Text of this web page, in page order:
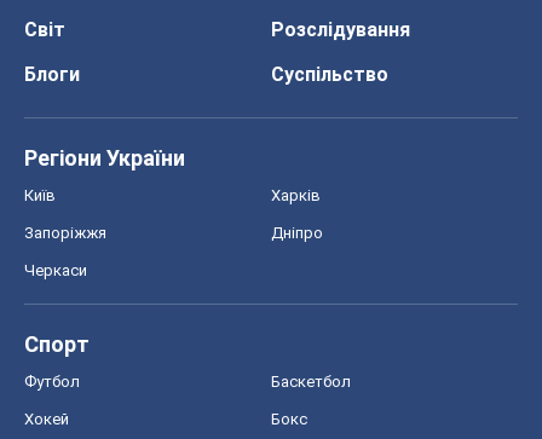
Світ
Розслідування
Блоги
Суспільство
Регіони України
Київ Харків
Запоріжжя Дніпро
Черкаси
Спорт
Футбол Баскетбол
Хокей Бокс